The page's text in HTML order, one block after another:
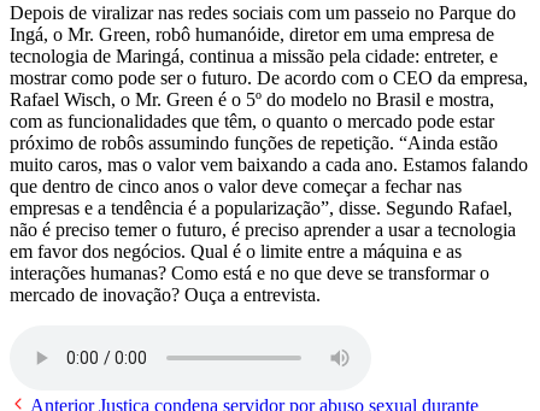
Depois de viralizar nas redes sociais com um passeio no Parque do
Ingá, o Mr. Green, robô humanóide, diretor em uma empresa de
tecnologia de Maringá, continua a missão pela cidade: entreter, e
mostrar como pode ser o futuro. De acordo com o CEO da empresa,
Rafael Wisch, o Mr. Green é o 5º do modelo no Brasil e mostra,
com as funcionalidades que têm, o quanto o mercado pode estar
próximo de robôs assumindo funções de repetição. “Ainda estão
muito caros, mas o valor vem baixando a cada ano. Estamos falando
que dentro de cinco anos o valor deve começar a fechar nas
empresas e a tendência é a popularização”, disse. Segundo Rafael,
não é preciso temer o futuro, é preciso aprender a usar a tecnologia
em favor dos negócios. Qual é o limite entre a máquina e as
interações humanas? Como está e no que deve se transformar o
mercado de inovação? Ouça a entrevista.
AnteriorJustiça condena servidor por abuso sexual durante